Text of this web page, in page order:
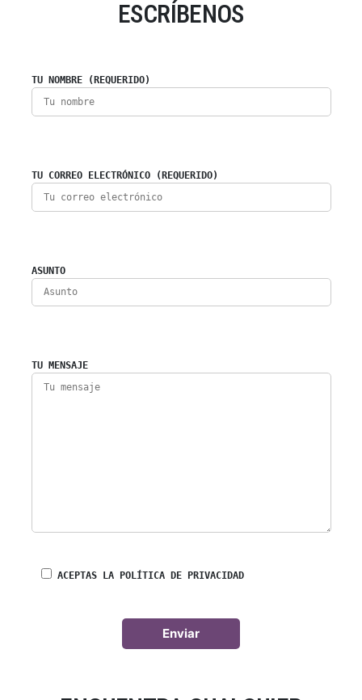
ESCRÍBENOS
TU NOMBRE (REQUERIDO)
TU CORREO ELECTRÓNICO (REQUERIDO)
ASUNTO
TU MENSAJE
ACEPTAS LA POLÍTICA DE PRIVACIDAD